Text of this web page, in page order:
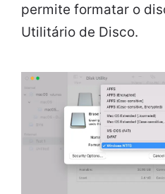
permite formatar o
Utilitário de Disco.